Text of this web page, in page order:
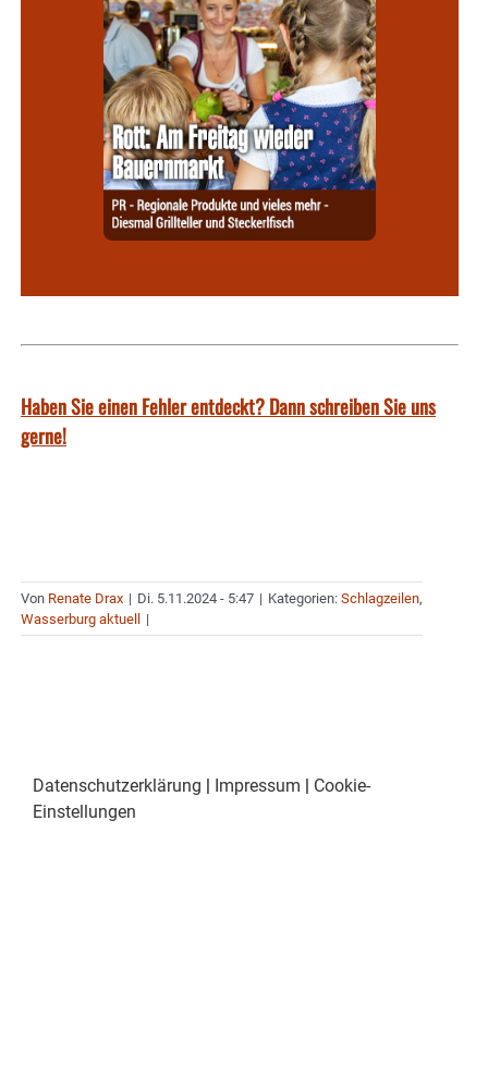
Haben Sie einen Fehler entdeckt? Dann schreiben Sie uns
gerne!
Von Renate Drax | Di. 5.11.2024 - 5:47 | Kategorien: Schlagzeilen,
Wasserburg aktuell
|
Datenschutzerklärung | Impressum | Cookie-
Einstellungen